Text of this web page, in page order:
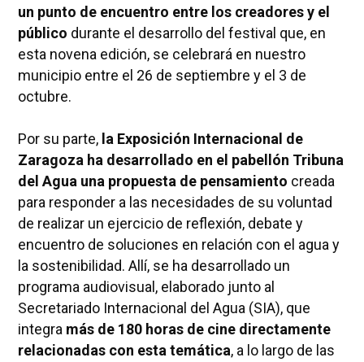
un punto de encuentro entre los creadores y el
público durante el desarrollo del festival que, en
esta novena edición, se celebrará en nuestro
municipio entre el 26 de septiembre y el 3 de
octubre.
Por su parte, la Exposición Internacional de
Zaragoza ha desarrollado en el pabellón Tribuna
del Agua una propuesta de pensamiento creada
para responder a las necesidades de su voluntad
de realizar un ejercicio de reflexión, debate y
encuentro de soluciones en relación con el agua y
la sostenibilidad. Allí, se ha desarrollado un
programa audiovisual, elaborado junto al
Secretariado Internacional del Agua (SIA), que
integra más de 180 horas de cine directamente
relacionadas con esta temática, a lo largo de las